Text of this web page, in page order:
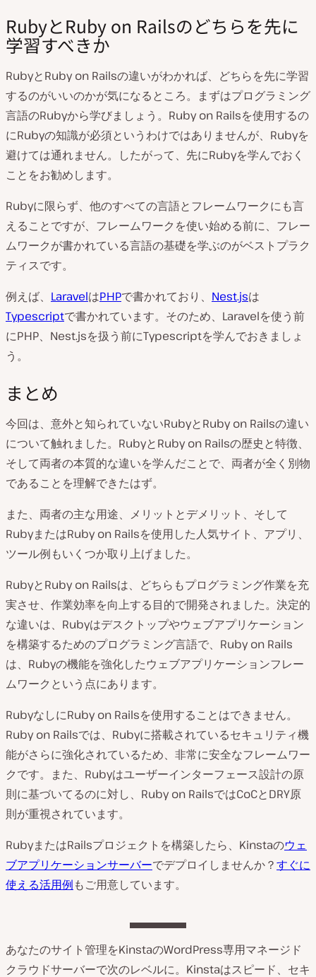
RubyとRuby on Railsのどちらを先に
学習すべきか
RubyとRuby on Railsの違いがわかれば、どちらを先に学習
するのがいいのかが気になるところ。まずはプログラミング
言語のRubyから学びましょう。Ruby on Railsを使用するの
にRubyの知識が必須というわけではありませんが、Rubyを
避けては通れません。したがって、先にRubyを学んでおく
ことをお勧めします。
Rubyに限らず、他のすべての言語とフレームワークにも言
えることですが、フレームワークを使い始める前に、フレー
ムワークが書かれている言語の基礎を学ぶのがベストプラク
ティスです。
例えば、 LaravelはPHPで書かれており、 Nest.jsは
Typescriptで書かれています。そのため、Laravelを使う前
にPHP、Nest.jsを扱う前にTypescriptを学んでおきましょ
う。
まとめ
今回は、意外と知られていないRubyとRuby on Railsの違い
について触れました。RubyとRuby on Railsの歴史と特徴、
そして両者の本質的な違いを学んだことで、両者が全く別物
であることを理解できたはず。
また、両者の主な用途、メリットとデメリット、そして
RubyまたはRuby on Railsを使用した人気サイト、アプリ、
ツール例もいくつか取り上げました。
RubyとRuby on Railsは、どちらもプログラミング作業を充
実させ、作業効率を向上する目的で開発されました。決定的
な違いは、Rubyはデスクトップやウェブアプリケーション
を構築するためのプログラミング言語で、Ruby on Rails
は、Rubyの機能を強化したウェブアプリケーションフレー
ムワークという点にあります。
RubyなしにRuby on Railsを使用することはできません。
Ruby on Railsでは、Rubyに搭載されているセキュリティ機
能がさらに強化されているため、非常に安全なフレームワー
クです。また、Rubyはユーザーインターフェース設計の原
則に基づいてるのに対し、Ruby on RailsではCoCとDRY原
則が重視されています。
RubyまたはRailsプロジェクトを構築したら、Kinstaのウェ
ブアプリケーションサーバーでデプロイしませんか？すぐに
使える活用例もご用意しています。
あなたのサイト管理をKinstaのWordPress専用マネージド
クラウドサーバーで次のレベルに。Kinstaはスピード、セキ